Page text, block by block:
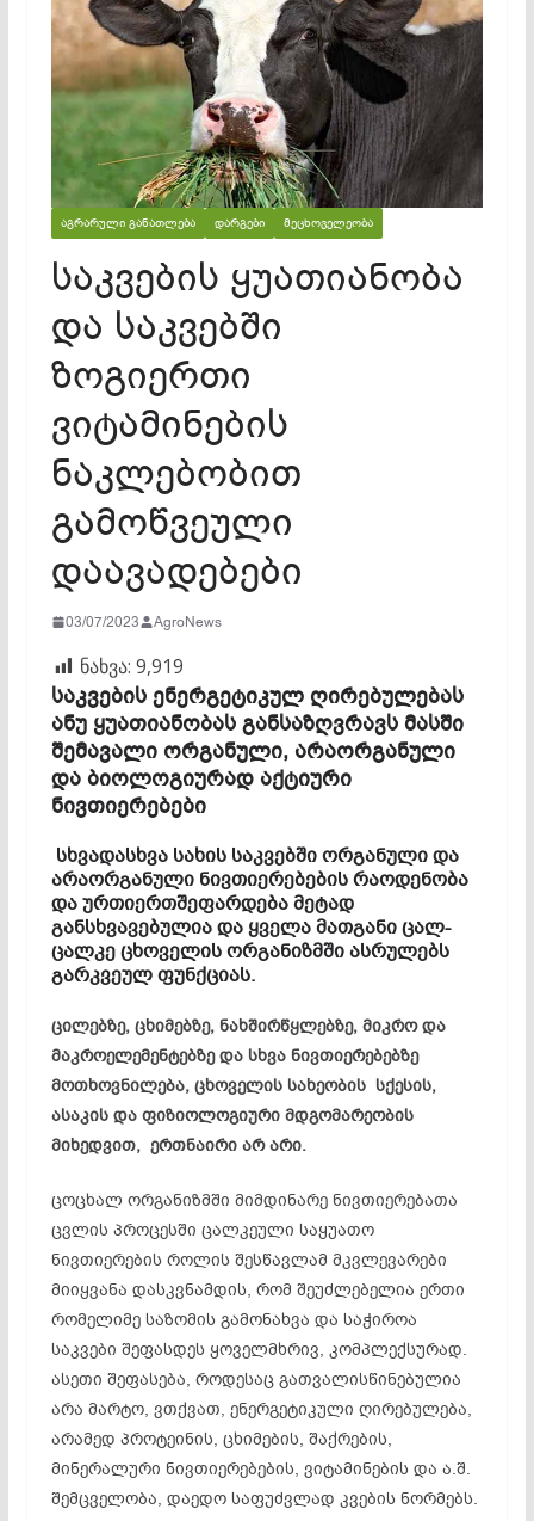
ᲐᲒᲠᲐᲠᲣᲚᲘ ᲒᲐᲜᲐᲗᲚᲔᲑᲐ ᲓᲐᲠᲒᲔᲑᲘ ᲛᲔᲪᲮᲝᲕᲔᲚᲔᲝᲑᲐ
საკვების ყუათიანობა
და საკვებში
ზოგიერთი
ვიტამინების
ნაკლებობით
გამოწვეული
დაავადებები
03/07/2023 AgroNews
ნახვა: 9,919
საკვების ენერგეტიკულ ღირებულებას
ანუ ყუათიანობას განსაზღვრავს მასში
შემავალი ორგანული, არაორგანული
და ბიოლოგიურად აქტიური
ნივთიერებები
სხვადასხვა სახის საკვებში ორგანული და
არაორგანული ნივთიერებების რაოდენობა
და ურთიერთშეფარდება მეტად
განსხვავებულია და ყველა მათგანი ცალ-
ცალკე ცხოველის ორგანიზმში ასრულებს
გარკვეულ ფუნქციას.
ცილებზე, ცხიმებზე, ნახშირწყლებზე, მიკრო და
მაკროელემენტებზე და სხვა ნივთიერებებზე
მოთხოვნილება, ცხოველის სახეობის სქესის,
ასაკის და ფიზიოლოგიური მდგომარეობის
მიხედვით, ერთნაირი არ არი.
ცოცხალ ორგანიზმში მიმდინარე ნივთიერებათა
ცვლის პროცესში ცალკეული საყუათო
ნივთიერების როლის შესწავლამ მკვლევარები
მიიყვანა დასკვნამდის, რომ შეუძლებელია ერთი
რომელიმე საზომის გამონახვა და საჭიროა
საკვები შეფასდეს ყოველმხრივ, კომპლექსურად.
ასეთი შეფასება, როდესაც გათვალისწინებულია
არა მარტო, ვთქვათ, ენერგეტიკული ღირებულება,
არამედ პროტეინის, ცხიმების, შაქრების,
მინერალური ნივთიერებების, ვიტამინების და ა.შ.
შემცველობა, დაედო საფუძვლად კვების ნორმებს.